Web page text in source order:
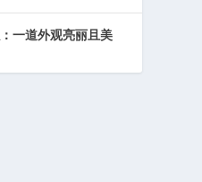
一道外观亮丽且美